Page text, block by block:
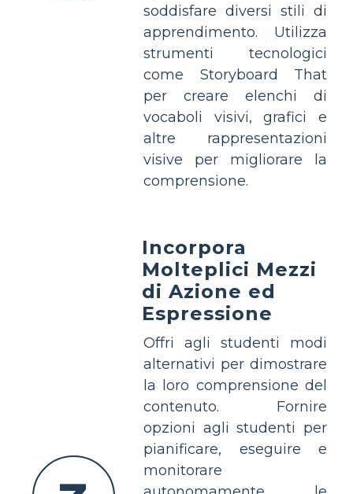
soddisfare diversi stili di
apprendimento. Utilizza
strumenti tecnologici
come Storyboard That
per creare elenchi di
vocaboli visivi, grafici e
altre rappresentazioni
visive per migliorare la
comprensione.
Incorpora
Molteplici Mezzi
di Azione ed
Espressione
Offri agli studenti modi
alternativi per dimostrare
la loro comprensione del
contenuto. Fornire
opzioni agli studenti per
pianificare, eseguire e
monitorare